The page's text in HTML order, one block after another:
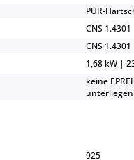
PUR-
CNS 1.4301
CNS 1.4301
1,68 kW |
keine
925